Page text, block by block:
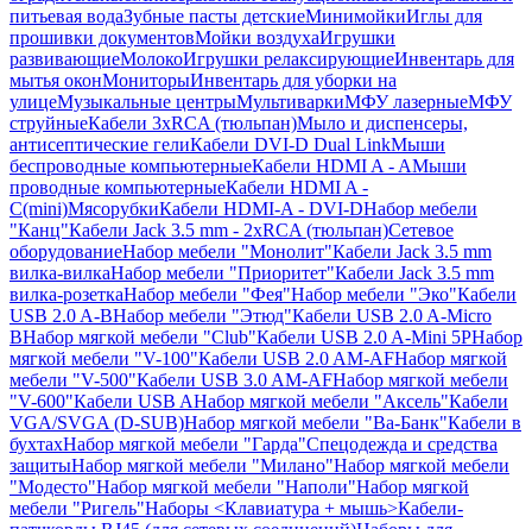
питьевая водаЗубные пасты детскиеМинимойкиИглы для
прошивки документовМойки воздухаИгрушки
развивающиеМолокоИгрушки релаксирующиеИнвентарь для
мытья оконМониторыИнвентарь для уборки на
улицеМузыкальные центрыМультиваркиМФУ лазерныеМФУ
струйныеКабели 3xRCA (тюльпан)Мыло и диспенсеры,
антисептические гелиКабели DVI-D Dual LinkМыши
беспроводные компьютерныеКабели HDMI A - AМыши
проводные компьютерныеКабели HDMI A -
C(mini)МясорубкиКабели HDMI-A - DVI-DНабор мебели
"Канц"Кабели Jack 3.5 mm - 2xRCA (тюльпан)Сетевое
оборудованиеНабор мебели "Монолит"Кабели Jack 3.5 mm
вилка-вилкаНабор мебели "Приоритет"Кабели Jack 3.5 mm
вилка-розеткаНабор мебели "Фея"Набор мебели "Эко"Кабели
USB 2.0 A-BНабор мебели "Этюд"Кабели USB 2.0 A-Micro
BНабор мягкой мебели "Club"Кабели USB 2.0 A-Mini 5PНабор
мягкой мебели "V-100"Кабели USB 2.0 AM-AFНабор мягкой
мебели "V-500"Кабели USB 3.0 AM-AFНабор мягкой мебели
"V-600"Кабели USB AНабор мягкой мебели "Аксель"Кабели
VGA/SVGA (D-SUB)Набор мягкой мебели "Ва-Банк"Кабели в
бухтахНабор мягкой мебели "Гарда"Спецодежда и средства
защитыНабор мягкой мебели "Милано"Набор мягкой мебели
"Модесто"Набор мягкой мебели "Наполи"Набор мягкой
мебели "Ригель"Наборы <Клавиатура + мышь>Кабели-